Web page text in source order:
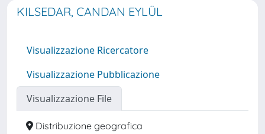
KILSEDAR, CANDAN EYLÜL
Visualizzazione Ricercatore
Visualizzazione Pubblicazione
Visualizzazione File
Distribuzione geografica